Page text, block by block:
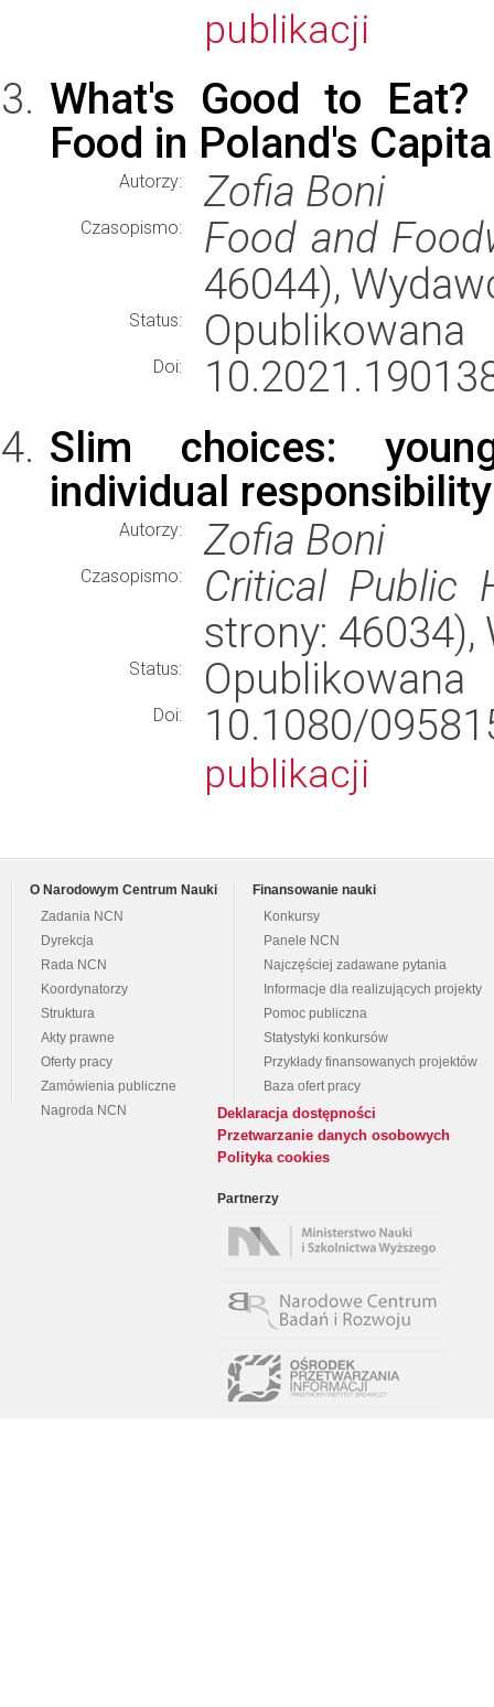
publikacji
What's Good to Eat?
Food in Poland's
Autorzy: Zofia Boni
Czasopismo:
Food and
46044),
Status: Opublikowana
Doi:
Slim choices:
individual
Autorzy: Zofia Boni
Czasopismo:
Critical Public
strony:
Status: Opublikowana
Doi: 10.1080/
publikacji
O Narodowym Centrum Nauki
Zadania NCN
Dyrekcja
Rada NCN
Koordynatorzy
Struktura
Akty prawne
Oferty pracy
Zamówienia publiczne
Nagroda NCN
Finansowanie nauki
Konkursy
Panele NCN
Najczęściej zadawane pytania
Informacje dla realizujących projekty
Pomoc publiczna
Statystyki konkursów
Przykłady finansowanych projektów
Baza ofert pracy
Deklaracja dostępności
Przetwarzanie danych osobowych
Polityka cookies
Partnerzy